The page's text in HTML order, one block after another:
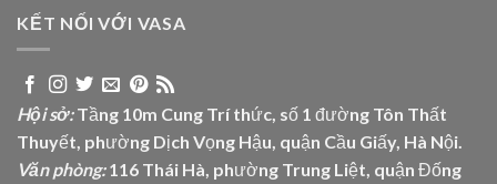
KẾT NỐI VỚI VASA
Hội sở:Tầng 10m Cung Trí thức, số 1 đường Tôn Thất
Thuyết, phường Dịch Vọng Hậu, quận Cầu Giấy, Hà Nội.
Văn phòng:116 Thái Hà, phường Trung Liệt, quận Đống